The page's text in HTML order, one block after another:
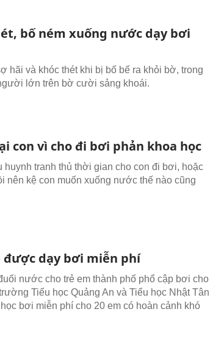
bố ném xuống nước dạy bơi
hãi và khóc thét khi bị bố bế ra khỏi bờ, trong
lớn trên bờ cười sảng khoái.
con vì cho đi bơi phản khoa học
tranh thủ thời gian cho con đi bơi, hoặc
nên kệ con muốn xuống nước thế nào cũng
được dạy bơi miễn phí
nước cho trẻ em thành phố phổ cập bơi cho
Tiểu học Quảng An và Tiểu học Nhật Tân
bơi miễn phí cho 20 em có hoàn cảnh khó